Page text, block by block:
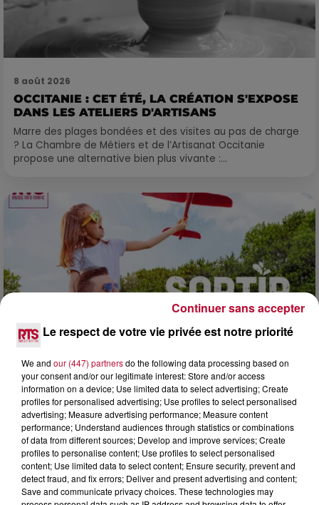
8 août 2026
OCCITANIE : CET ÉTÉ, LA CRÉATION S'EXPOSE
DANS LES ATELIERS D'ARTISANS
Marre des plages bondées et des visites au pas de charge
? La Chambre de Métiers et de l’Artisanat Occitanie
propose une alternative bien plus vivante :...
7 août 2026
NOS IDÉES DE SORTIE POUR CE WEEK-END
Comme tous les vendredis, voici une petite sélection des
rendez-vous à ne pas manquer dans le coin. Que vous ayez
envie de voyager à l'autre bout du monde,...
Le respect de votre vie privée est notre priorité
We and our (447) partnersdo the following data processing based on
your consent and/or our legitimate interest: Store and/or access
information on a device; Use limited data to select advertising; Create
profiles for personalised advertising; Use profiles to select personalised
advertising; Measure advertising performance; Measure content
performance; Understand audiences through statistics or combinations
of data from different sources; Develop and improve services; Create
profiles to personalise content; Use profiles to select personalised
content; Use limited data to select content; Ensure security, prevent and
detect fraud, and fix errors; Deliver and present advertising and content;
Save and communicate privacy choices. These technologies may
Continuer sans accepter